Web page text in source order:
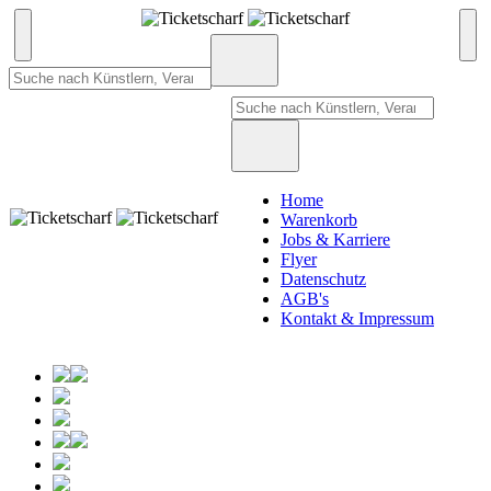
Home
Warenkorb
Jobs & Karriere
Flyer
Datenschutz
AGB's
Kontakt & Impressum